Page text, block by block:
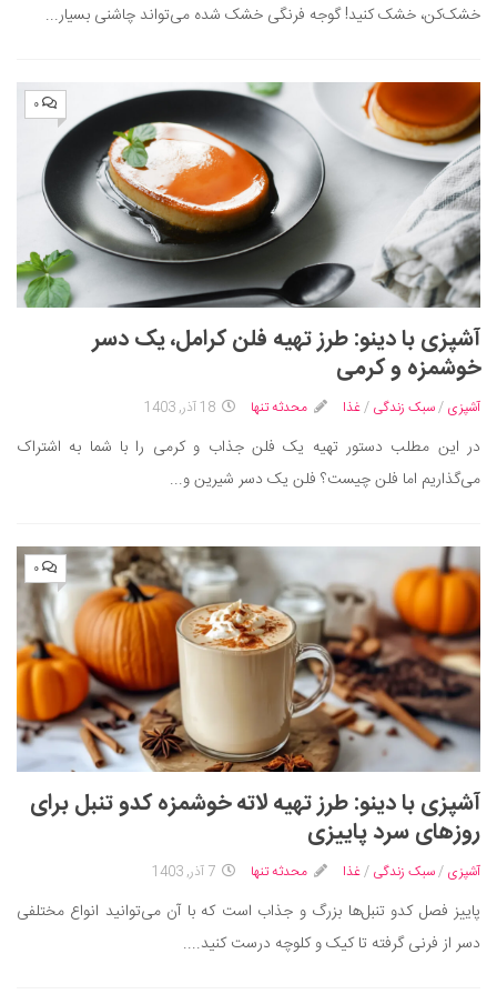
خشک‌کن، خشک کنید! گوجه فرنگی خشک شده می‌تواند چاشنی بسیار...
۰
آشپزی با دینو: طرز تهیه فلن کرامل، یک دسر
خوشمزه و کرمی
آشپزی /سبک زندگی /غذا محدثه تنها 18 آذر, 1403
در این مطلب دستور تهیه یک فلن جذاب و کرمی را با شما به اشتراک
می‌گذاریم اما فلن چیست؟ فلن یک دسر شیرین و...
۰
آشپزی با دینو: طرز تهیه لاته خوشمزه کدو تنبل برای
روزهای سرد پاییزی
آشپزی /سبک زندگی /غذا محدثه تنها 7 آذر, 1403
پاییز فصل کدو تنبل‌ها بزرگ و جذاب است که با آن می‌توانید انواع مختلفی
دسر از فرنی گرفته تا کیک و کلوچه درست کنید....